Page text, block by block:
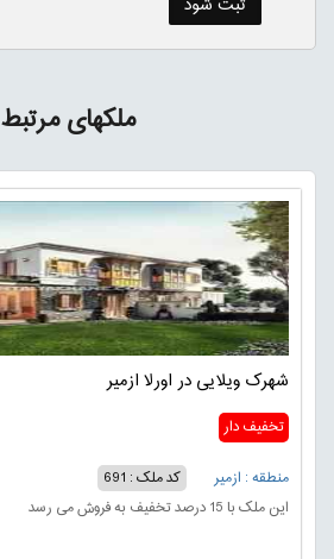
ملکهای مرتبط
شهرک ویلایی در اورلا ازمیر
تخفیف دار
منطقه : ازمیر
کد ملک : 691
این ملک با 15 درصد تخفیف به فروش می رسد